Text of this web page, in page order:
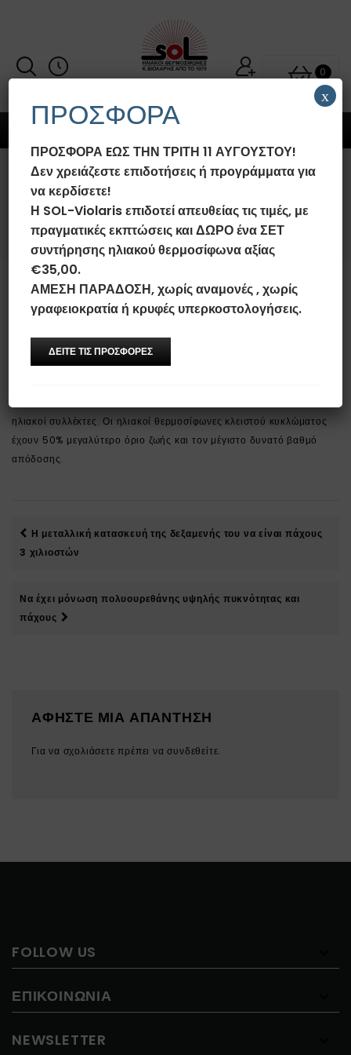
0
MENU
ΤΙ ΣΗΜΑΊΝΕΙ ΗΛΙΑΚΌΣ
ΘΕΡΜΟΣΊΦΩΝΑΣ ΚΛΕΙΣΤΟΎ
ΚΥΚΛΏΜΑΤΟΣ;
Τι σημαίνει ηλιακός θερμοσίφωνας
κλειστού κυκλώματος;
Ένας ποιοτικός ηλιακός θερμοσίφωνας πρέπει να είναι κλειστού
ηλιακοί συλλέκτες. Οι ηλιακοί θερμοσίφωνες κλειστού κυκλώματος
έχουν 50% μεγαλύτερο όριο ζωής και τον μέγιστο δυνατό βαθμό
απόδοσης.
Η μεταλλική κατασκευή της δεξαμενής του να είναι πάχους
3 χιλιοστών
Να έχει μόνωση πολυουρεθάνης υψηλής πυκνότητας και
πάχους
ΑΦΉΣΤΕ ΜΙΑ ΑΠΆΝΤΗΣΗ
Για να σχολιάσετε πρέπει νασυνδεθείτε.
FOLLOW US
ΕΠΙΚΟΙΝΩΝΊΑ
NEWSLETTER
ΠΡΟΣΦΟΡΑ
ΠΡΟΣΦΟΡΑ EΩΣ ΤΗΝ ΤΡΙΤΗ 11 ΑΥΓΟΥΣΤΟΥ!
Δεν χρειάζεστε επιδοτήσεις ή προγράμματα για
να κερδίσετε!
Η SOL-Violaris επιδοτεί απευθείας τις τιμές, με
πραγματικές εκπτώσεις και ΔΩΡΟ ένα ΣΕΤ
συντήρησης ηλιακού θερμοσίφωνα αξίας
€35,00.
ΑΜΕΣΗ ΠΑΡΑΔΟΣΗ, χωρίς αναμονές , χωρίς
γραφειοκρατία ή κρυφές υπερκοστολογήσεις.
ΔΕΙΤΕ ΤΙΣ ΠΡΟΣΦΟΡΕΣ
x